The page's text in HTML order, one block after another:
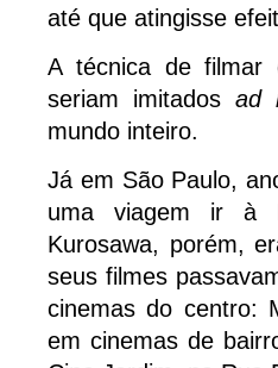
até que atingisse
A técnica de
seriam imitados ad
mundo inteiro.
Já em São Paulo,
uma viagem ir à
Kurosawa, porém,
seus filmes
cinemas do centro:
em cinemas de